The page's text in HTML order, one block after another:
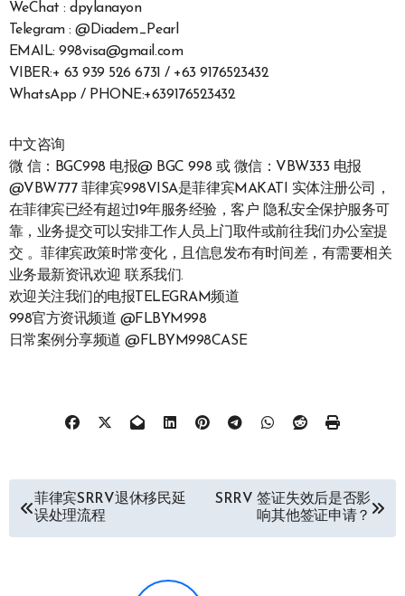
WeChat : dpylanayon
Telegram : @Diadem_Pearl
EMAIL: 998visa@gmail.com
VIBER:+ 63 939 526 6731 / +63 9176523432
WhatsApp / PHONE:+639176523432
中文咨询
微 信：BGC998 电报@ BGC 998 或 微信：VBW333 电报
@VBW777 菲律宾998VISA是菲律宾MAKATI 实体注册公司，
在菲律宾已经有超过19年服务经验，客户 隐私安全保护服务可
靠，业务提交可以安排工作人员上门取件或前往我们办公室提
交 。菲律宾政策时常变化，且信息发布有时间差，有需要相关
业务最新资讯欢迎 联系我们.
欢迎关注我们的电报TELEGRAM频道
998官方资讯频道 @FLBYM998
日常案例分享频道 @FLBYM998CASE
菲律宾SRRV退休移民延
误处理流程
SRRV 签证失效后是否影
响其他签证申请？